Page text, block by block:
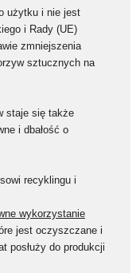
użytku i nie jest
i Rady (UE)
zmniejszenia
sztucznych na
staje się także
i dbałość o
recyklingu i
wykorzystanie
jest oczyszczane i
posłuży do produkcji